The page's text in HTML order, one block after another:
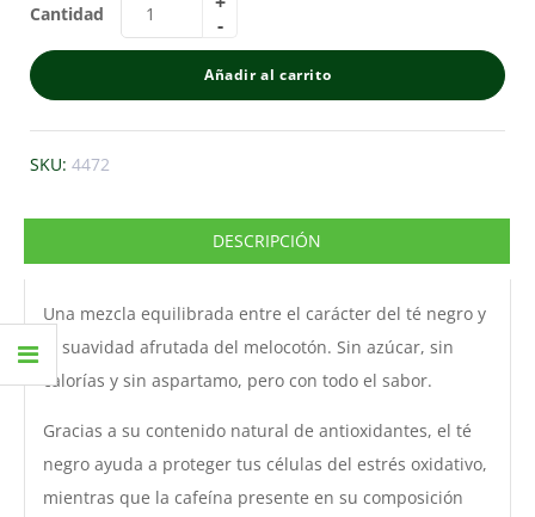
Cantidad
Añadir al carrito
SKU: 4472
DESCRIPCIÓN
Una mezcla equilibrada entre el carácter del té negro y
la suavidad afrutada del melocotón. Sin azúcar, sin
calorías y sin aspartamo, pero con todo el sabor.
Gracias a su contenido natural de antioxidantes, el té
negro ayuda a proteger tus células del estrés oxidativo,
mientras que la cafeína presente en su composición